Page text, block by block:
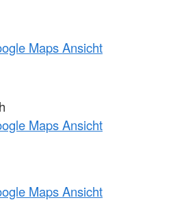
Maps Ansicht
Maps Ansicht
Maps Ansicht